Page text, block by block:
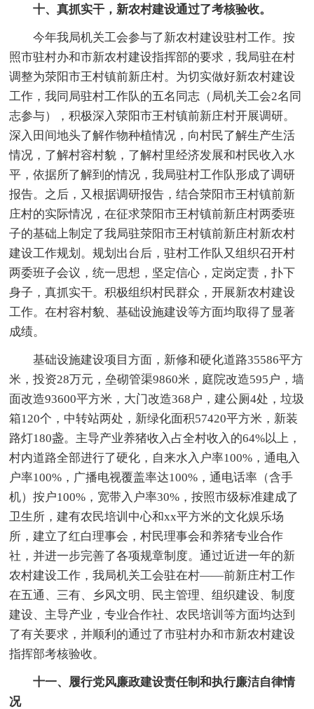
十、真抓实干，新农村建设通过了考核验收。
今年我局机关工会参与了新农村建设驻村工作。按
照市驻村办和市新农村建设指挥部的要求，我局驻在村
调整为荥阳市王村镇前新庄村。为切实做好新农村建设
工作，我同局驻村工作队的五名同志（局机关工会2名同
志参与），积极深入荥阳市王村镇前新庄村开展调研。
深入田间地头了解作物种植情况，向村民了解生产生活
情况，了解村容村貌，了解村里经济发展和村民收入水
平，依据所了解到的情况，我局驻村工作队形成了调研
报告。之后，又根据调研报告，结合荥阳市王村镇前新
庄村的实际情况，在征求荥阳市王村镇前新庄村两委班
子的基础上制定了我局驻荥阳市王村镇前新庄村新农村
建设工作规划。规划出台后，驻村工作队又组织召开村
两委班子会议，统一思想，坚定信心，定岗定责，扑下
身子，真抓实干。积极组织村民群众，开展新农村建设
工作。在村容村貌、基础设施建设等方面均取得了显著
成绩。
基础设施建设项目方面，新修和硬化道路35586平方
米，投资28万元，垒砌管渠9860米，庭院改造595户，墙
面改造93600平方米，大门改造368户，建公厕4处，垃圾
箱120个，中转站两处，新绿化面积57420平方米，新装
路灯180盏。主导产业养猪收入占全村收入的64%以上，
村内道路全部进行了硬化，自来水入户率100%，通电入
户率100%，广播电视覆盖率达100%，通电话率（含手
机）按户100%，宽带入户率30%，按照市级标准建成了
卫生所，建有农民培训中心和xx平方米的文化娱乐场
所，建立了红白理事会，村民理事会和养猪专业合作
社，并进一步完善了各项规章制度。通过近进一年的新
农村建设工作，我局机关工会驻在村——前新庄村工作
在五通、三有、乡风文明、民主管理、组织建设、制度
建设、主导产业，专业合作社、农民培训等方面均达到
了有关要求，并顺利的通过了市驻村办和市新农村建设
指挥部考核验收。
十一、履行党风廉政建设责任制和执行廉洁自律情
况